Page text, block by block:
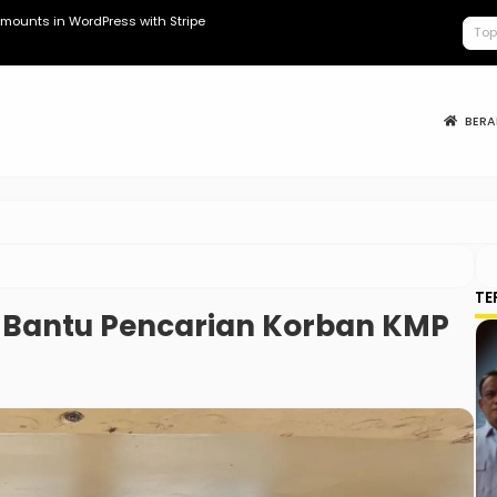
“Nggak ada Lahan!”
Keracunan
Pencarian Korban KMP